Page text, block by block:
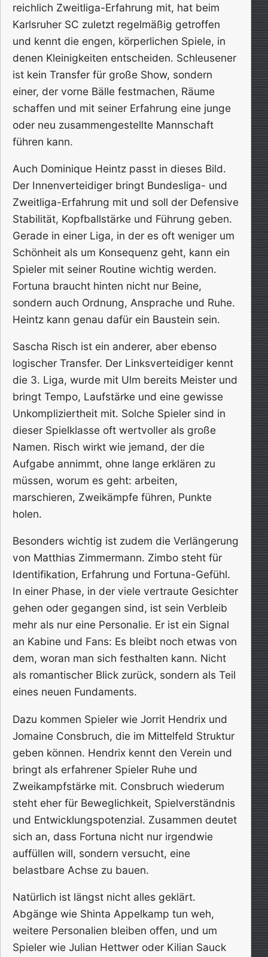
reichlich Zweitliga-Erfahrung mit, hat beim
Karlsruher SC zuletzt regelmäßig getroffen
und kennt die engen, körperlichen Spiele, in
denen Kleinigkeiten entscheiden. Schleusener
ist kein Transfer für große Show, sondern
einer, der vorne Bälle festmachen, Räume
schaffen und mit seiner Erfahrung eine junge
oder neu zusammengestellte Mannschaft
führen kann.
Auch Dominique Heintz passt in dieses Bild.
Der Innenverteidiger bringt Bundesliga- und
Zweitliga-Erfahrung mit und soll der Defensive
Stabilität, Kopfballstärke und Führung geben.
Gerade in einer Liga, in der es oft weniger um
Schönheit als um Konsequenz geht, kann ein
Spieler mit seiner Routine wichtig werden.
Fortuna braucht hinten nicht nur Beine,
sondern auch Ordnung, Ansprache und Ruhe.
Heintz kann genau dafür ein Baustein sein.
Sascha Risch ist ein anderer, aber ebenso
logischer Transfer. Der Linksverteidiger kennt
die 3. Liga, wurde mit Ulm bereits Meister und
bringt Tempo, Laufstärke und eine gewisse
Unkompliziertheit mit. Solche Spieler sind in
dieser Spielklasse oft wertvoller als große
Namen. Risch wirkt wie jemand, der die
Aufgabe annimmt, ohne lange erklären zu
müssen, worum es geht: arbeiten,
marschieren, Zweikämpfe führen, Punkte
holen.
Besonders wichtig ist zudem die Verlängerung
von Matthias Zimmermann. Zimbo steht für
Identifikation, Erfahrung und Fortuna-Gefühl.
In einer Phase, in der viele vertraute Gesichter
gehen oder gegangen sind, ist sein Verbleib
mehr als nur eine Personalie. Er ist ein Signal
an Kabine und Fans: Es bleibt noch etwas von
dem, woran man sich festhalten kann. Nicht
als romantischer Blick zurück, sondern als Teil
eines neuen Fundaments.
Dazu kommen Spieler wie Jorrit Hendrix und
Jomaine Consbruch, die im Mittelfeld Struktur
geben können. Hendrix kennt den Verein und
bringt als erfahrener Spieler Ruhe und
Zweikampfstärke mit. Consbruch wiederum
steht eher für Beweglichkeit, Spielverständnis
und Entwicklungspotenzial. Zusammen deutet
sich an, dass Fortuna nicht nur irgendwie
auffüllen will, sondern versucht, eine
belastbare Achse zu bauen.
Natürlich ist längst nicht alles geklärt.
Abgänge wie Shinta Appelkamp tun weh,
weitere Personalien bleiben offen, und um
Spieler wie Julian Hettwer oder Kilian Sauck